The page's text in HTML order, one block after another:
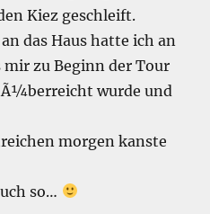
Kiez geschleift.
das Haus hatte ich an
mir zu Beginn der Tour
wurde und
morgen kanste
so…